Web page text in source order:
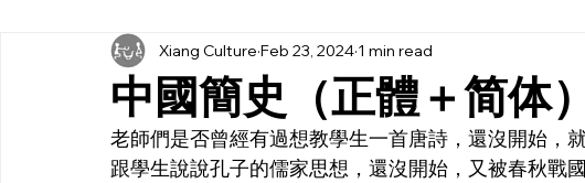
中國簡史（正體＋简体）
Xiang Culture Feb 23, 2024 1 min read
老師們是否曾經有過想教學生一首唐詩，還沒開始，
跟學生說說孔子的儒家思想，還沒開始，又被春秋戰